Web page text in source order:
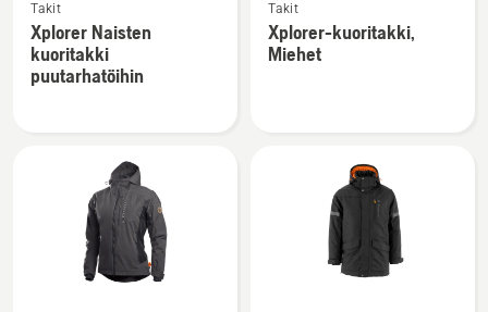
lisätietoja
tuotteesta
Xplorer
Naisten
Takit
Xplorer Naisten
kuoritakki
puutarhatöihin
lisätietoja
tuotteesta
Xplorer-
Takit
Xplorer-kuoritakki,
Miehet